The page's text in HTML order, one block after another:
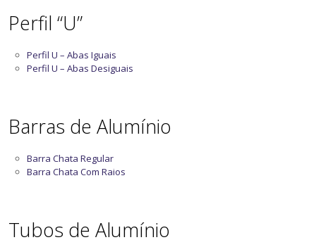
Perfil “U”
Perfil U – Abas Iguais
Perfil U – Abas Desiguais
Barras de Alumínio
Barra Chata Regular
Barra Chata Com Raios
Tubos de Alumínio